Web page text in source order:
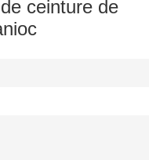
ceinture de